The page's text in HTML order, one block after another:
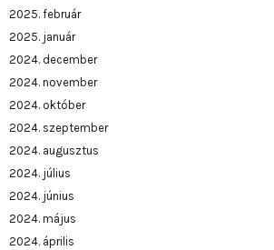
2025. február
2025. január
2024. december
2024. november
2024. október
2024. szeptember
2024. augusztus
2024. július
2024. június
2024. május
2024. április